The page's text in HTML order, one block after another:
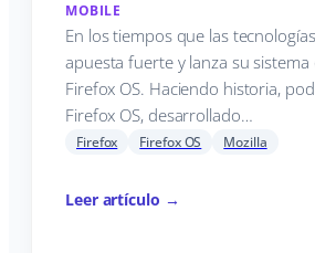
MOBILE
En los tiempos que las
apuesta fuerte y lanza su
Firefox OS. Haciendo historia,
Firefox OS, desarrollado…
Firefox Firefox OS Mozilla
Leer artículo →